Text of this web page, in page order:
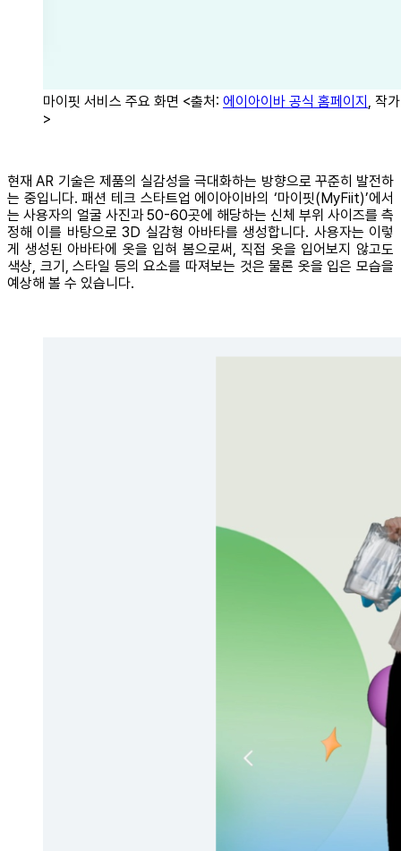
마이핏 서비스 주요 화면 <출처: 에이아이바 공식 홈페이지 , 작
>
현재 AR 기술은 제품의 실감성을 극대화하는 방향으로 꾸준히 발전하
는 중입니다. 패션 테크 스타트업 에이아이바의 ‘마이핏(MyFiit)’에서
는 사용자의 얼굴 사진과 50-60곳에 해당하는 신체 부위 사이즈를 측
정해 이를 바탕으로 3D 실감형 아바타를 생성합니다. 사용자는 이렇
게 생성된 아바타에 옷을 입혀 봄으로써, 직접 옷을 입어보지 않고도
색상, 크기, 스타일 등의 요소를 따져보는 것은 물론 옷을 입은 모습을
예상해 볼 수 있습니다.